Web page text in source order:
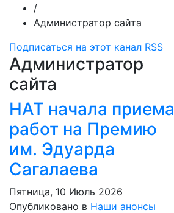
/
Администратор сайта
Подписаться на этот канал RSS
Администратор
сайта
НАТ начала приема
работ на Премию
им. Эдуарда
Сагалаева
Пятница, 10 Июль 2026
Опубликовано в Наши анонсы